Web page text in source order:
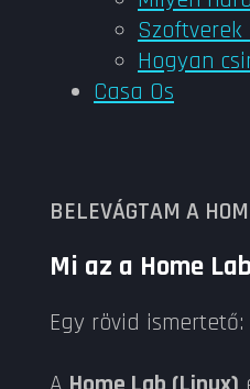
Szoftverek
Hogyan
Casa Os
BELEVÁGTAM A
Mi az a Home
Egy rövid ismertető: